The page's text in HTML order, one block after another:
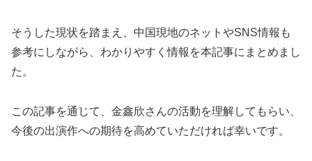
そうした現状を踏まえ、中国現地のネットやSNS情報も
参考にしながら、わかりやすく情報を本記事にまとめまし
た。
この記事を通じて、金鑫欣さんの活動を理解してもらい、
今後の出演作への期待を高めていただければ幸いです。